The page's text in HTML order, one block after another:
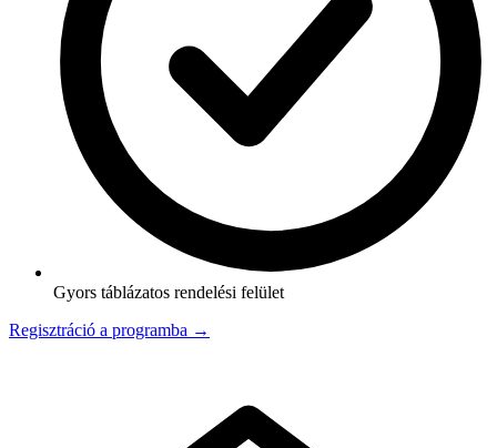
Gyors táblázatos rendelési felület
Regisztráció a programba →